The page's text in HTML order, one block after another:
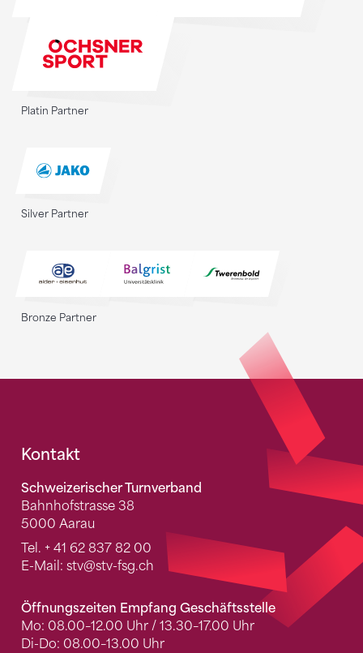
Platin Partner
Silver Partner
Bronze Partner
Fusszeile
Kontakt
Schweizerischer Turnverband
Bahnhofstrasse 38
5000 Aarau
Tel. + 41 62 837 82 00
E-Mail: stv@stv-fsg.ch
Öffnungszeiten Empfang Geschäftsstelle
Mo: 08.00–12.00 Uhr / 13.30–17.00 Uhr
Di-Do: 08.00–13.00 Uhr